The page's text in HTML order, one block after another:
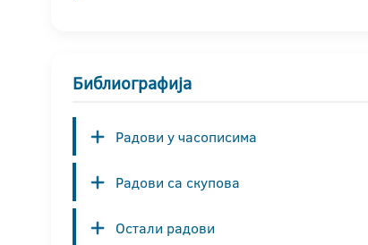
Библиографија
Радови у часописима
Радови са скупова
Остали радови